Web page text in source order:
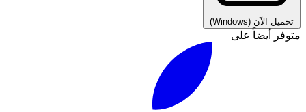
تحميل الآن (Windows)
متوفر أيضاً على